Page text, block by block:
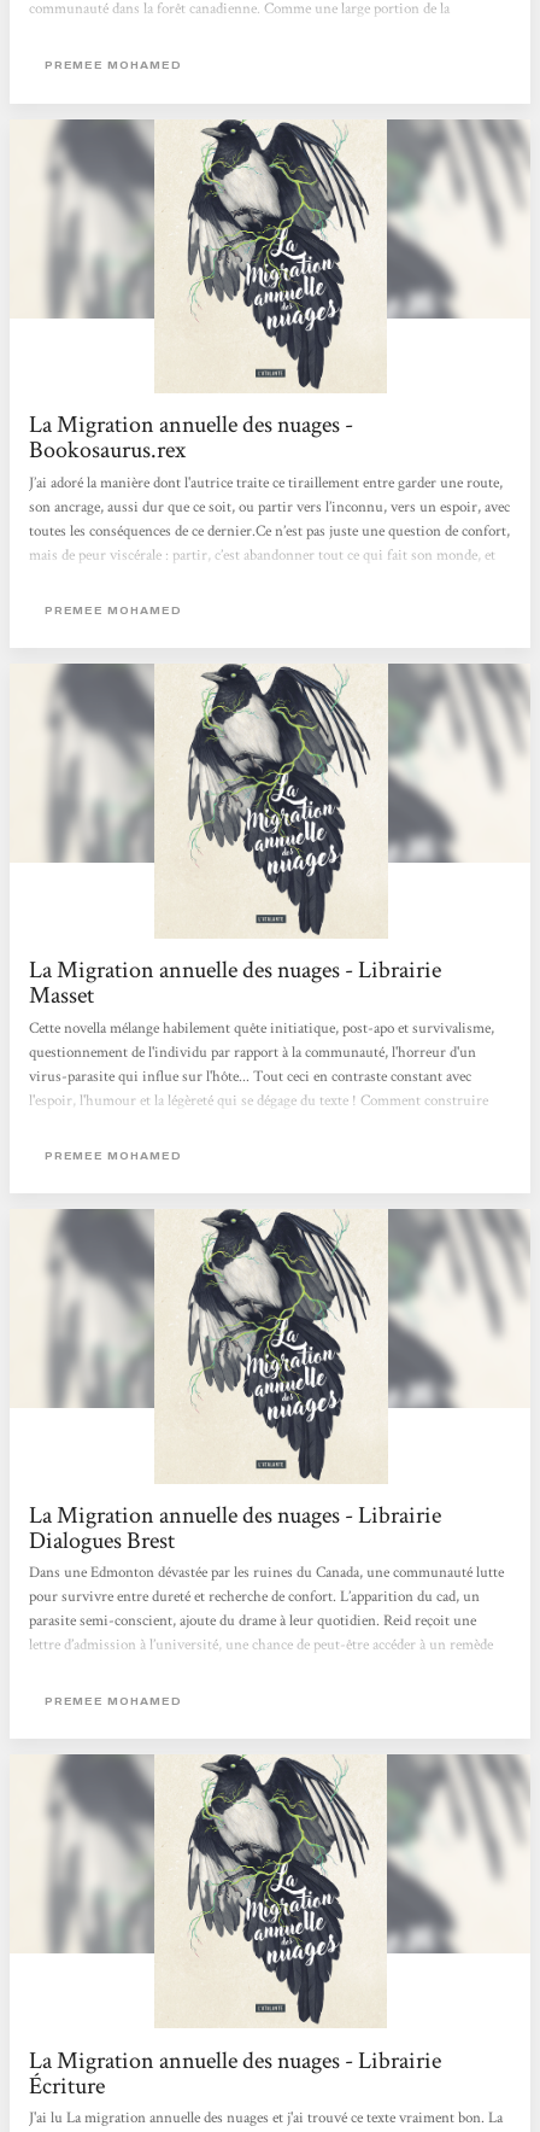
communauté dans la forêt canadienne. Comme une large portion de la
qui influe sur les décisions de son hôte pour garantir leur survie… jusqu’au
PREMEE MOHAMED
La Migration annuelle des nuages -
Bookosaurus.rex
J’ai adoré la manière dont l'autrice traite ce tiraillement entre garder une route,
son ancrage, aussi dur que ce soit, ou partir vers l’inconnu, vers un espoir, avec
toutes les conséquences de ce dernier.Ce n’est pas juste une question de confort,
mais de peur viscérale : partir, c’est abandonner tout ce qui fait son monde, et
Dômes, mais c'est aussi imaginer autre chose, définir d'autres perspectives que
questions, nous plaçant face au...
PREMEE MOHAMED
La Migration annuelle des nuages - Librairie
Masset
Cette novella mélange habilement quête initiatique, post-apo et survivalisme,
questionnement de l'individu par rapport à la communauté, l'horreur d'un
virus-parasite qui influe sur l'hôte... Tout ceci en contraste constant avec
l'espoir, l'humour et la légèreté qui se dégage du texte ! Comment construire
mars. Margaux
PREMEE MOHAMED
La Migration annuelle des nuages - Librairie
Dialogues Brest
Dans une Edmonton dévastée par les ruines du Canada, une communauté lutte
pour survivre entre dureté et recherche de confort. L’apparition du cad, un
parasite semi-conscient, ajoute du drame à leur quotidien. Reid reçoit une
lettre d’admission à l’université, une chance de peut-être accéder à un remède
texte est tellement percutant que j'en suis bouleversé. Droits reproductifs, accès
dérèglement et catastrophes...
PREMEE MOHAMED
La Migration annuelle des nuages - Librairie
Écriture
J'ai lu La migration annuelle des nuages et j'ai trouvé ce texte vraiment bon. La